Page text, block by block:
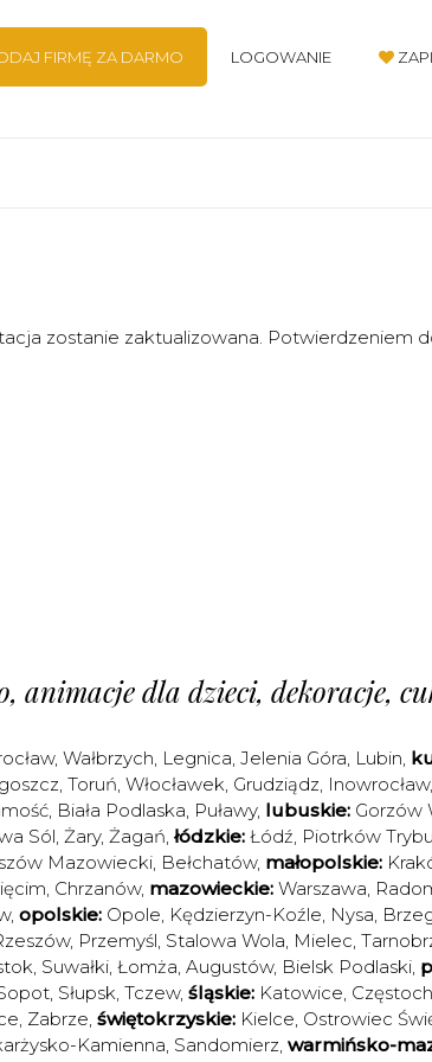
FIRMĘ ZA DARMO LOGOWANIE
zostanie zaktualizowana. Potwierdzeniem
animacje dla dzieci, dekoracje,
, Wałbrzych, Legnica, Jelenia Góra, Lubin,
, Toruń, Włocławek, Grudziądz, Inowrocław,
, Biała Podlaska, Puławy, lubuskie: Gorzów
Sól, Żary, Żagań, łódzkie: Łódź, Piotrków
Mazowiecki, Bełchatów, małopolskie:
, Chrzanów, mazowieckie: Warszawa,
, opolskie: Opole, Kędzierzyn-Koźle, Nysa,
, Przemyśl, Stalowa Wola, Mielec,
, Suwałki, Łomża, Augustów, Bielsk Podlaski,
, Słupsk, Tczew, śląskie: Katowice,
, Zabrze, świętokrzyskie: Kielce, Ostrowiec
Kamienna, Sandomierz, warmińsko-